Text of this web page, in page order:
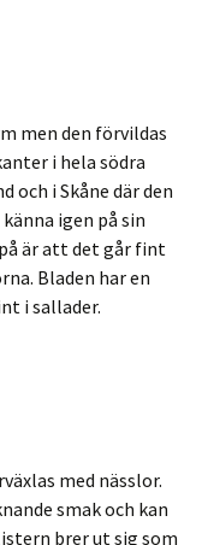
men den förvildas
i hela södra
och i Skåne där den
igen på sin
är att det går fint
Bladen har en
i sallader.
med nässlor.
smak och kan
brer ut sig som